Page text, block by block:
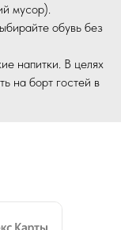
мусор).
обувь без
напитки. В целях
на борт гостей в